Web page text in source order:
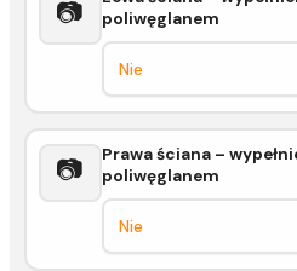
📷
poliwęglanem
📷
Prawa ściana –
poliwęglanem